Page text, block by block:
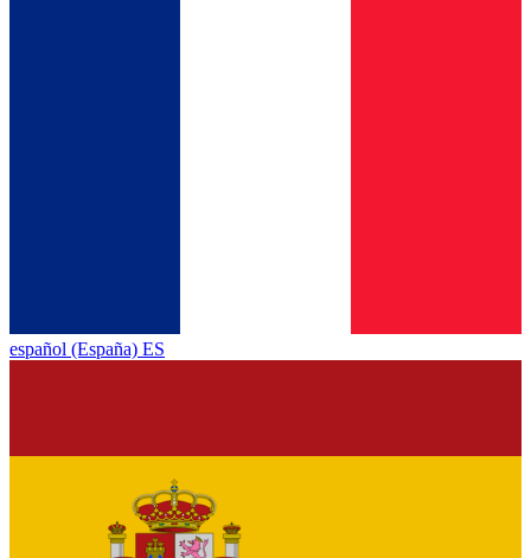
español (España) ES